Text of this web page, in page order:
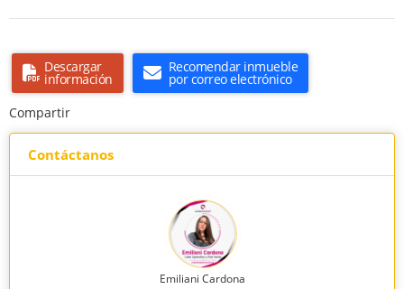
Descargar
información
Recomendar inmueble
por correo electrónico
Compartir
Contáctanos
Emiliani Cardona